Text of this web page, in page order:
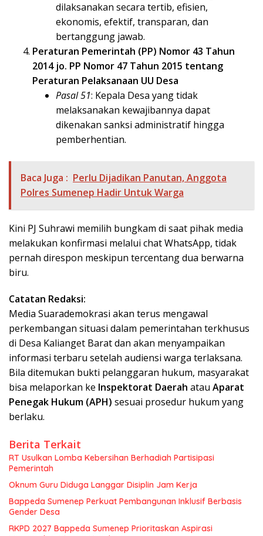
dilaksanakan secara tertib, efisien,
ekonomis, efektif, transparan, dan
bertanggung jawab.
Peraturan Pemerintah (PP) Nomor 43 Tahun
2014 jo. PP Nomor 47 Tahun 2015 tentang
Peraturan Pelaksanaan UU Desa
Pasal 51: Kepala Desa yang tidak
melaksanakan kewajibannya dapat
dikenakan sanksi administratif hingga
pemberhentian.
Baca Juga : Perlu Dijadikan Panutan, Anggota
Polres Sumenep Hadir Untuk Warga
Kini PJ Suhrawi memilih bungkam di saat pihak media
melakukan konfirmasi melalui chat WhatsApp, tidak
pernah direspon meskipun tercentang dua berwarna
biru.
Catatan Redaksi:
Media Suarademokrasi akan terus mengawal
perkembangan situasi dalam pemerintahan terkhusus
di Desa Kalianget Barat dan akan menyampaikan
informasi terbaru setelah audiensi warga terlaksana.
Bila ditemukan bukti pelanggaran hukum, masyarakat
bisa melaporkan ke Inspektorat Daerah atau Aparat
Penegak Hukum (APH) sesuai prosedur hukum yang
berlaku.
Berita Terkait
RT Usulkan Lomba Kebersihan Berhadiah Partisipasi
Pemerintah
Oknum Guru Diduga Langgar Disiplin Jam Kerja
Bappeda Sumenep Perkuat Pembangunan Inklusif Berbasis
Gender Desa
RKPD 2027 Bappeda Sumenep Prioritaskan Aspirasi